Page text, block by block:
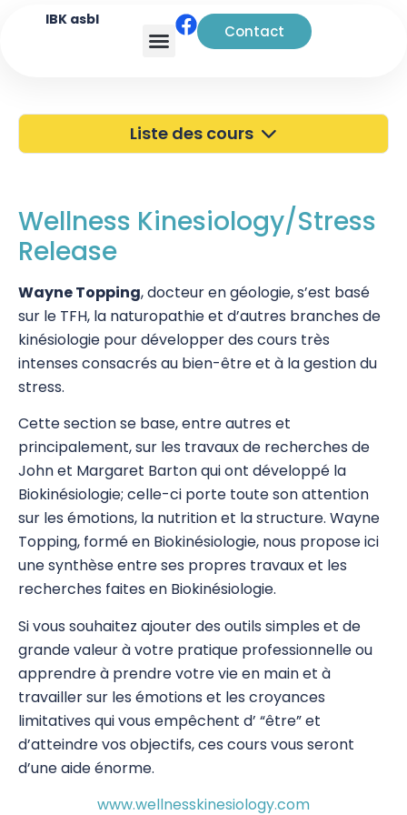
IBK asbl
Contact
Liste des cours
Portes Ouvertes
Atelier à Bruxelles
Découverte
Kinésiologie
Touch For Health
Stress Release Training Workshop
Stress Release 1
Stress Release 2
Stress Release 3
SR Proficiency
SR 4a Défusion des traits de personnalité
négatifs
SR 4b Travail émotionnel avancé
Test Nutritionnel
Système Immunitaire
8 Merveilleux Vaisseaux
Wellness Kinesiology/Stress
Release
Wayne Topping, docteur en géologie, s’est basé
sur le TFH, la naturopathie et d’autres branches de
kinésiologie pour développer des cours très
intenses consacrés au bien-être et à la gestion du
stress.
Cette section se base, entre autres et
principalement, sur les travaux de recherches de
John et Margaret Barton qui ont développé la
Biokinésiologie; celle-ci porte toute son attention
sur les émotions, la nutrition et la structure. Wayne
Topping, formé en Biokinésiologie, nous propose ici
une synthèse entre ses propres travaux et les
recherches faites en Biokinésiologie.
Si vous souhaitez ajouter des outils simples et de
grande valeur à votre pratique professionnelle ou
apprendre à prendre votre vie en main et à
travailler sur les émotions et les croyances
limitatives qui vous empêchent d’ “être” et
d’atteindre vos objectifs, ces cours vous seront
d’une aide énorme.
www.wellnesskinesiology.com